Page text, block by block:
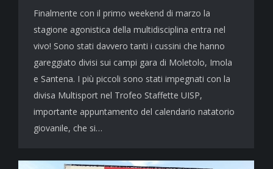
Finalmente con il primo weekend di marzo la
stagione agonistica della multidisciplina entra nel
vivo! Sono stati davvero tanti i cussini che hanno
gareggiato divisi sui campi gara di Moletolo, Imola
e Santena. I più piccoli sono stati impegnati con la
divisa Multisport nel Trofeo Staffette UISP,
importante appuntamento del calendario natatorio
giovanile, che si…